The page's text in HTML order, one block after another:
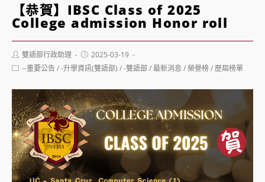
【恭賀】IBSC Class of 2025
College admission Honor roll
Post
author:
雙語部行政助理
Post
published:
2025-03-19
Post--重要公告/-升學資訊(雙語部) /-雙語部/最新消息 /榮譽榜/歷屆榜單